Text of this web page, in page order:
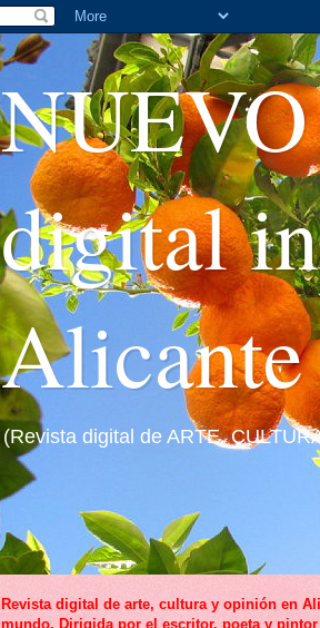
digital
Alicante
(Revista digital de ARTE,
Revista digital de arte, cultura y opinión en
mundo. Dirigida por el escritor, poeta y pintor